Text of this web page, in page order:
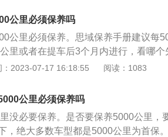
系统、冷却系统、燃油系统、动力转
持车容整洁，技术状况正常，消除隐
使用周期。日常保养即日常维护，是
负责执行，作业中心内容是清洁、补
经常性、必须的工作。一级维护是由
二级维护是由专业维修企业负责执行
查、调整为主，并拆检轮胎，进行轮
评定，根据结果，确定附加作业或小
公里必须保养吗
公里必须保养。思域保养手册建议每
里或者在提车后3个月内进行，看哪
都会影响质保。汽车保养又称汽车维
定期保养，可以增加机动车的使用寿
维修店或者品牌售后进行。
：2023-07-17 16:18:55 阅读：1083
公里必须保养吗
没必要保养。是否要保养5000公里，
，绝大多数车型都是5000公里为首保